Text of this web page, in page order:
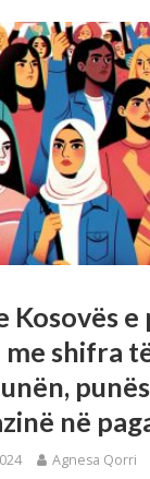
Kosovës e
me shifra
në
Agnesa Qorri